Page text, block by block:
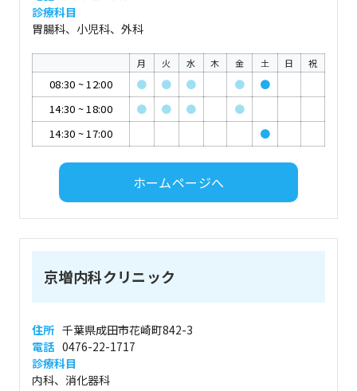
診療科目
胃腸科、小児科、外科
月 火 水 木 金 土 日 祝
08:30 ~12:00 ● ● ● ●
●
14:30 ~18:00 ● ● ●
●
14:30 ~17:00 ●
ホームページへ
京増内科クリニック
住所 千葉県成田市花崎町842-3
電話 0476-22-1717
診療科目
内科、消化器科